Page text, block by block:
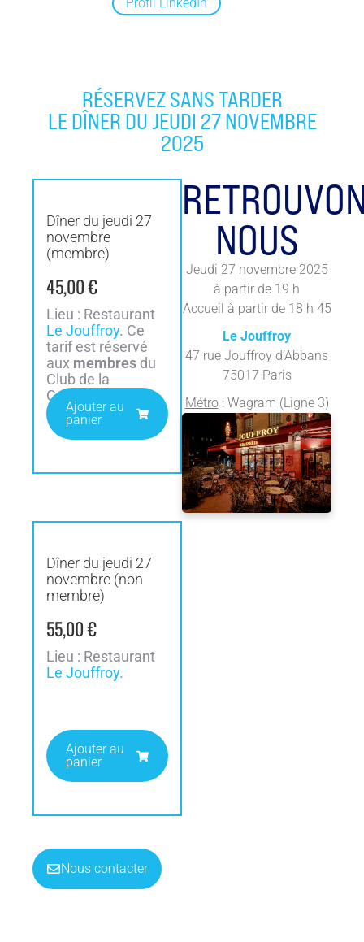
Profil LinkedIn
RÉSERVEZ SANS TARDER
LE DÎNER DU JEUDI 27 NOVEMBRE
2025
Dîner du jeudi 27
novembre
(membre)
45,00€
Lieu : Restaurant
Le Jouffroy. Ce
tarif est réservé
aux membres du
Club de la
Corbeille.
Ajouter au
panier
Dîner du jeudi 27
novembre (non
membre)
55,00€
Lieu : Restaurant
Le Jouffroy.
Ajouter au
panier
NOUS
Jeudi 27 novembre 2025
à partir de 19 h
Accueil à partir de 18 h 45
Le Jouffroy
47 rue Jouffroy d’Abbans
75017 Paris
Métro: Wagram (Ligne 3)
Nous contacter